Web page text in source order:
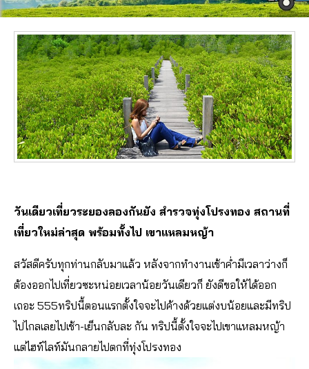
วันเดียวเที่ยวระยองลองกันยัง สำรวจทุ่งโปรงทอง สถานที่
เที่ยวใหม่ล่าสุด พร้อมทั้งไป เขาแหลมหญ้า
สวัสดีครับทุกท่านกลับมาแล้ว หลังจากทำงานเช้าค่ำมีเวลาว่างก็
ต้องออกไปเที่ยวซะหน่อยเวลาน้อยวันเดียวก็ ยังดีขอให้ได้ออก
เถอะ 555ทริปนี้ตอนแรกตั้งใจจะไปค้างด้วยแต่งบน้อยและมีทริป
ไปไกลเลยไปเช้า-เย็นกลับละ กัน ทริปนี้ตั้งใจจะไปเขาแหลมหญ้า
แต่ไฮท์ไลท์มันกลายไปตกที่ทุ่งโปรงทอง